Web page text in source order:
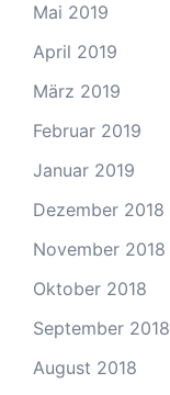
Mai 2019
April 2019
März 2019
Februar 2019
Januar 2019
Dezember 2018
November 2018
Oktober 2018
September 2018
August 2018